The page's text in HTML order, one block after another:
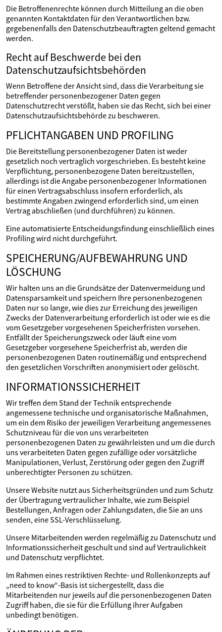
Die Betroffenenrechte können durch Mitteilung an die oben
genannten Kontaktdaten für den Verantwortlichen bzw.
gegebenenfalls den Datenschutzbeauftragten geltend gemacht
werden.
Recht auf Beschwerde bei den
Datenschutzaufsichtsbehörden
Wenn Betroffene der Ansicht sind, dass die Verarbeitung sie
betreffender personenbezogener Daten gegen
Datenschutzrecht verstößt, haben sie das Recht, sich bei einer
Datenschutzaufsichtsbehörde zu beschweren.
PFLICHTANGABEN UND PROFILING
Die Bereitstellung personenbezogener Daten ist weder
gesetzlich noch vertraglich vorgeschrieben. Es besteht keine
Verpflichtung, personenbezogene Daten bereitzustellen,
allerdings ist die Angabe personenbezogener Informationen
für einen Vertragsabschluss insofern erforderlich, als
bestimmte Angaben zwingend erforderlich sind, um einen
Vertrag abschließen (und durchführen) zu können.
Eine automatisierte Entscheidungsfindung einschließlich eines
Profiling wird nicht durchgeführt.
SPEICHERUNG/AUFBEWAHRUNG UND
LÖSCHUNG
Wir halten uns an die Grundsätze der Datenvermeidung und
Datensparsamkeit und speichern Ihre personenbezogenen
Daten nur so lange, wie dies zur Erreichung des jeweiligen
Zwecks der Datenverarbeitung erforderlich ist oder wie es die
vom Gesetzgeber vorgesehenen Speicherfristen vorsehen.
Entfällt der Speicherungszweck oder läuft eine vom
Gesetzgeber vorgesehene Speicherfrist ab, werden die
personenbezogenen Daten routinemäßig und entsprechend
den gesetzlichen Vorschriften anonymisiert oder gelöscht.
INFORMATIONSSICHERHEIT
Wir treffen dem Stand der Technik entsprechende
angemessene technische und organisatorische Maßnahmen,
um ein dem Risiko der jeweiligen Verarbeitung angemessenes
Schutzniveau für die von uns verarbeiteten
personenbezogenen Daten zu gewährleisten und um die durch
uns verarbeiteten Daten gegen zufällige oder vorsätzliche
Manipulationen, Verlust, Zerstörung oder gegen den Zugriff
unberechtigter Personen zu schützen.
Unsere Website nutzt aus Sicherheitsgründen und zum Schutz
der Übertragung vertraulicher Inhalte, wie zum Beispiel
Bestellungen, Anfragen oder Zahlungsdaten, die Sie an uns
senden, eine SSL-Verschlüsselung.
Unsere Mitarbeitenden werden regelmäßig zu Datenschutz und
Informationssicherheit geschult und sind auf Vertraulichkeit
und Datenschutz verpflichtet.
Im Rahmen eines restriktiven Rechte- und Rollenkonzepts auf
„need to know“-Basis ist sichergestellt, dass die
Mitarbeitenden nur jeweils auf die personenbezogenen Daten
Zugriff haben, die sie für die Erfüllung ihrer Aufgaben
unbedingt benötigen.